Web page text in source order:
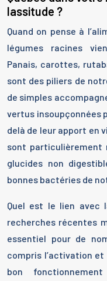
lassitude ?
Quand on pense à
légumes racines
Panais, carottes,
sont des piliers de
de simples
vertus insoupçonnées
delà de leur apport en
sont particulièrement
glucides non
bonnes bactéries de
Quel est le lien avec
recherches récentes
essentiel pour de
compris l’activation
bon